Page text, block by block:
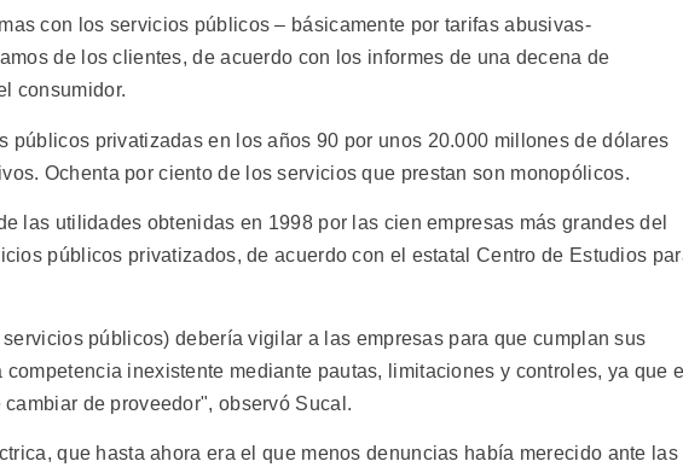
con los servicios públicos – básicamente por tarifas abusivas-
de los clientes, de acuerdo con los informes de una decena de
consumidor.
públicos privatizadas en los años 90 por unos 20.000 millones de dólares
Ochenta por ciento de los servicios que prestan son monopólicos.
las utilidades obtenidas en 1998 por las cien empresas más grandes del
públicos privatizados, de acuerdo con el estatal Centro de Estudios
públicos) debería vigilar a las empresas para que cumplan sus
competencia inexistente mediante pautas, limitaciones y controles, ya que
de proveedor", observó Sucal.
que hasta ahora era el que menos denuncias había merecido ante las